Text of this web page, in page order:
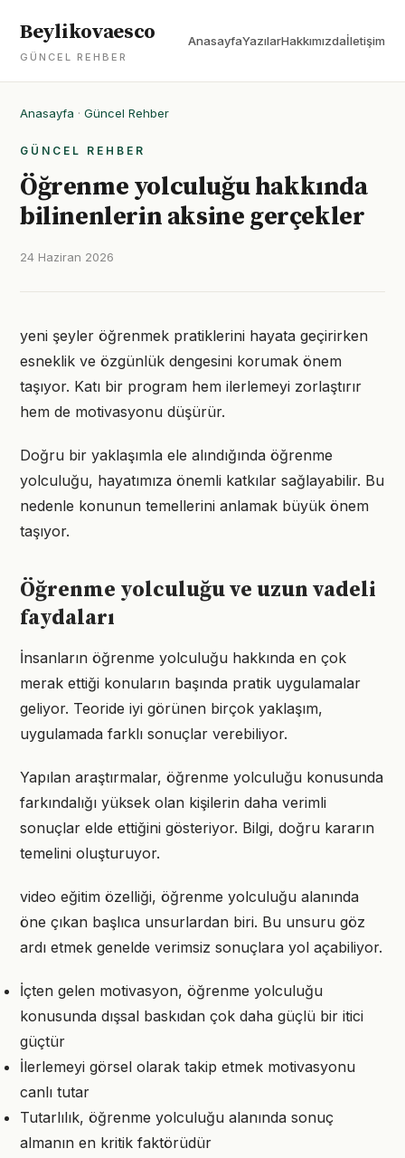
Beylikovaesco
GÜNCEL REHBER
AnasayfaYazılarHakkımızdaİletişim
Anasayfa · Güncel Rehber
GÜNCEL REHBER
Öğrenme yolculuğu hakkında
bilinenlerin aksine gerçekler
24 Haziran 2026
yeni şeyler öğrenmek pratiklerini hayata geçirirken
esneklik ve özgünlük dengesini korumak önem
taşıyor. Katı bir program hem ilerlemeyi zorlaştırır
hem de motivasyonu düşürür.
Doğru bir yaklaşımla ele alındığında öğrenme
yolculuğu, hayatımıza önemli katkılar sağlayabilir. Bu
nedenle konunun temellerini anlamak büyük önem
taşıyor.
Öğrenme yolculuğu ve uzun vadeli
faydaları
İnsanların öğrenme yolculuğu hakkında en çok
merak ettiği konuların başında pratik uygulamalar
geliyor. Teoride iyi görünen birçok yaklaşım,
uygulamada farklı sonuçlar verebiliyor.
Yapılan araştırmalar, öğrenme yolculuğu konusunda
farkındalığı yüksek olan kişilerin daha verimli
sonuçlar elde ettiğini gösteriyor. Bilgi, doğru kararın
temelini oluşturuyor.
video eğitim özelliği, öğrenme yolculuğu alanında
öne çıkan başlıca unsurlardan biri. Bu unsuru göz
ardı etmek genelde verimsiz sonuçlara yol açabiliyor.
İçten gelen motivasyon, öğrenme yolculuğu
konusunda dışsal baskıdan çok daha güçlü bir itici
güçtür
İlerlemeyi görsel olarak takip etmek motivasyonu
canlı tutar
Tutarlılık, öğrenme yolculuğu alanında sonuç
almanın en kritik faktörüdür